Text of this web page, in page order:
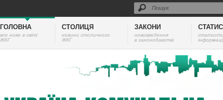
ГОЛОВНА
все нове в світі
ЖКГ
СТОЛИЦЯ
новини столичного
ЖКГ
ЗАКОНИ
нововведення
в законодавстві